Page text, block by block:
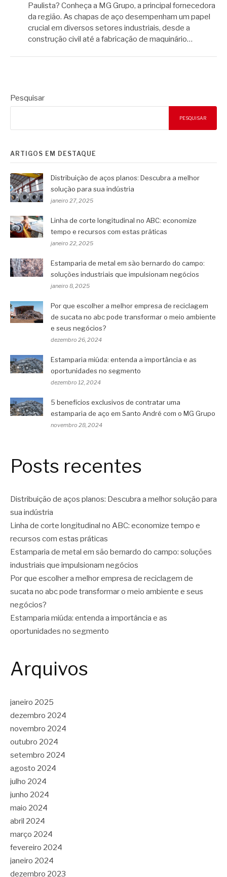
Paulista? Conheça a MG Grupo, a principal fornecedora
da região. As chapas de aço desempenham um papel
crucial em diversos setores industriais, desde a
construção civil até a fabricação de maquinário…
Pesquisar
PESQUISAR
ARTIGOS EM DESTAQUE
Distribuição de aços planos: Descubra a melhor
solução para sua indústria
janeiro 27, 2025
Linha de corte longitudinal no ABC: economize
tempo e recursos com estas práticas
janeiro 22, 2025
Estamparia de metal em são bernardo do campo:
soluções industriais que impulsionam negócios
janeiro 8, 2025
Por que escolher a melhor empresa de reciclagem
de sucata no abc pode transformar o meio ambiente
e seus negócios?
dezembro 26, 2024
Estamparia miúda: entenda a importância e as
oportunidades no segmento
dezembro 12, 2024
5 benefícios exclusivos de contratar uma
estamparia de aço em Santo André com o MG Grupo
novembro 28, 2024
Posts recentes
Distribuição de aços planos: Descubra a melhor solução para
sua indústria
Linha de corte longitudinal no ABC: economize tempo e
recursos com estas práticas
Estamparia de metal em são bernardo do campo: soluções
industriais que impulsionam negócios
Por que escolher a melhor empresa de reciclagem de
sucata no abc pode transformar o meio ambiente e seus
negócios?
Estamparia miúda: entenda a importância e as
oportunidades no segmento
Arquivos
janeiro 2025
dezembro 2024
novembro 2024
outubro 2024
setembro 2024
agosto 2024
julho 2024
junho 2024
maio 2024
abril 2024
março 2024
fevereiro 2024
janeiro 2024
dezembro 2023